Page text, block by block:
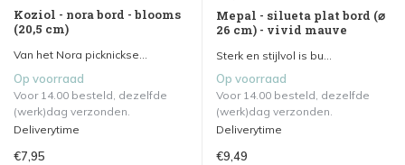
Koziol - nora bord - blooms
(20,5 cm)
Van het Nora picknickse...
Op voorraad
Voor 14.00 besteld, dezelfde
(werk)dag verzonden.
Deliverytime
€7,95
Mepal - silueta plat bord (⌀
26 cm) - vivid mauve
Sterk en stijlvol is bu...
Op voorraad
Voor 14.00 besteld, dezelfde
(werk)dag verzonden.
Deliverytime
€9,49